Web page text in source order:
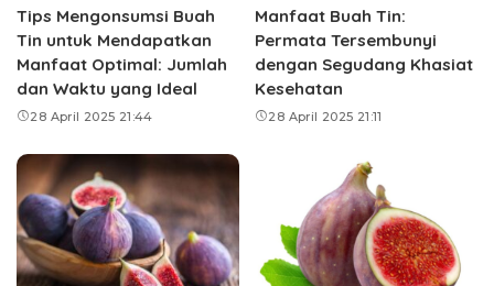
Tips Mengonsumsi Buah
Tin untuk Mendapatkan
Manfaat Optimal: Jumlah
dan Waktu yang Ideal
28 April 2025 21:44
Manfaat Buah Tin:
Permata Tersembunyi
dengan Segudang Khasiat
Kesehatan
28 April 2025 21:11